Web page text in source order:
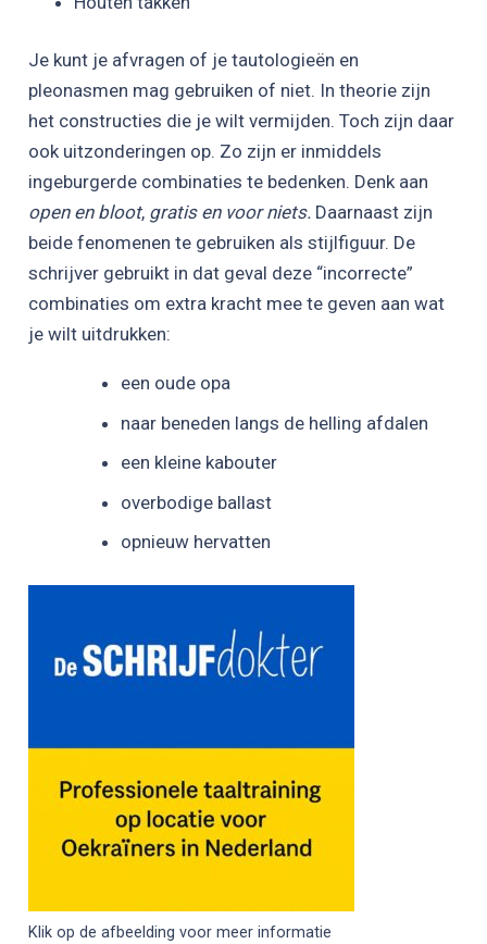
Je kunt je afvragen of je tautologieën en
pleonasmen mag gebruiken of niet. In theorie zijn
het constructies die je wilt vermijden. Toch zijn daar
ook uitzonderingen op. Zo zijn er inmiddels
ingeburgerde combinaties te bedenken. Denk aan
open en bloot, gratis en voor niets. Daarnaast zijn
beide fenomenen te gebruiken als stijlfiguur. De
schrijver gebruikt in dat geval deze “incorrecte”
combinaties om extra kracht mee te geven aan wat
je wilt uitdrukken:
een oude opa
naar beneden langs de helling afdalen
een kleine kabouter
overbodige ballast
opnieuw hervatten
Klik op de afbeelding voor meer informatie